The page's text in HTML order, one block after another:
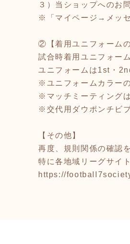
３）当ショップへのお
※「マイページ→メッセ
②【着用ユニフォーム
試合時着用ユニフォー
ユニフォームは1st・
※ユニフォームカラー
※マッチミーティング
※交代用ダウポンチビ
【その他】
再度、規則関係の確認
特に各地域リーグサイ
https://